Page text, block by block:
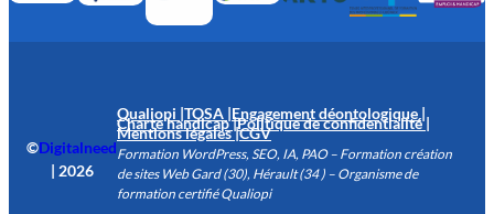
©Digitalneed
| 2026
Qualiopi |TOSA |Engagement déontologique |
Charte handicap |Politique de confidentialité |
Mentions légales |CGV
Formation WordPress, SEO, IA, PAO – Formation création
de sites Web Gard (30), Hérault (34 ) – Organisme de
formation certifié Qualiopi